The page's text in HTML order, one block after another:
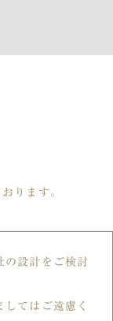
ります。
の設計をご検討
てはご遠慮く